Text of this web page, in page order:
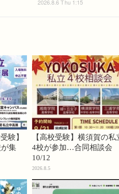
2026.8.6 Thu 1:15
験】
集
【高校受験】横須賀の私
4校が参加…合同相談会
10/12
2026.8.5